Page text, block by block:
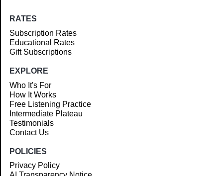
RATES
Subscription Rates
Educational Rates
Gift Subscriptions
EXPLORE
Who It's For
How It Works
Free Listening Practice
Intermediate Plateau
Testimonials
Contact Us
POLICIES
Privacy Policy